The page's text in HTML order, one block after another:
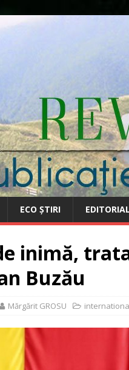
ECO ȘTIRI EDITORIAL
inimă,
Buzău
Mărgărit GROSU